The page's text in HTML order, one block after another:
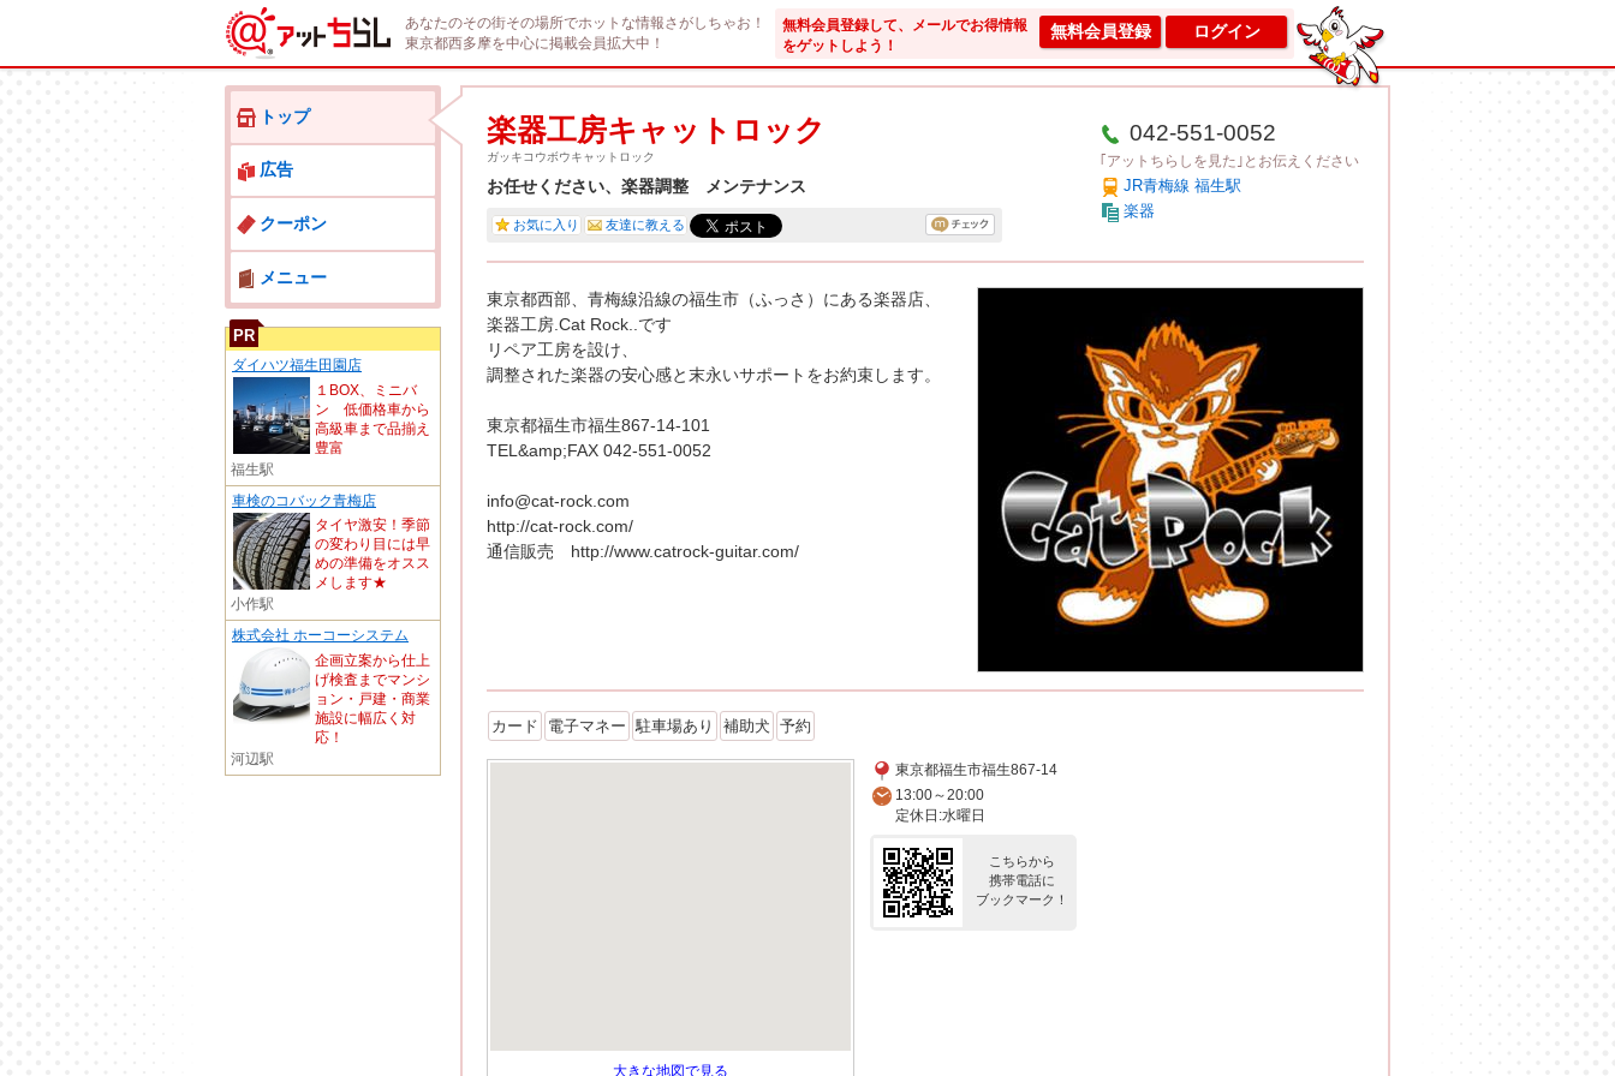
あなたのその街その場所でホットな情報さがしちゃお！
東京都西多摩を中心に掲載会員拡大中！
無料会員登録 ログイン
無料会員登録して、メールでお得情報
をゲットしよう！
トップ
広告
クーポン
メニュー
PR
ダイハツ福生田園店
１BOX、ミニバ
ン 低価格車から
高級車まで品揃え
豊富
福生駅
車検のコバック青梅店
タイヤ激安！季節
の変わり目には早
めの準備をオスス
メします★
小作駅
株式会社 ホーコーシステム
企画立案から仕上
げ検査までマンシ
ョン・戸建・商業
施設に幅広く対
応！
河辺駅
楽器工房キャットロック
ガッキコウボウキャットロック
お任せください、楽器調整 メンテナンス
042-551-0052
｢アットちらしを見た｣とお伝えください
JR青梅線 福生駅
楽器
お気に入り 友達に教える
東京都西部、青梅線沿線の福生市（ふっさ）にある楽器店、
楽器工房.Cat Rock..です
リペア工房を設け、
調整された楽器の安心感と末永いサポートをお約束します。
東京都福生市福生867-14-101
TEL&amp;FAX 042-551-0052
info@cat-rock.com
http://cat-rock.com/
通信販売 http://www.catrock-guitar.com/
カード 電子マネー 駐車場あり 補助犬 予約
大きな地図で見る
東京都福生市福生867-14
13:00～20:00
定休日:水曜日
こちらから
携帯電話に
ブックマーク！